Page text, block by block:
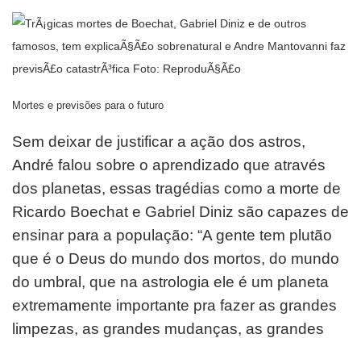
Mortes e previsões para o futuro
Sem deixar de justificar a ação dos astros,
André falou sobre o aprendizado que através
dos planetas, essas tragédias como a morte de
Ricardo Boechat e Gabriel Diniz são capazes de
ensinar para a população: “A gente tem plutão
que é o Deus do mundo dos mortos, do mundo
do umbral, que na astrologia ele é um planeta
extremamente importante pra fazer as grandes
limpezas, as grandes mudanças, as grandes